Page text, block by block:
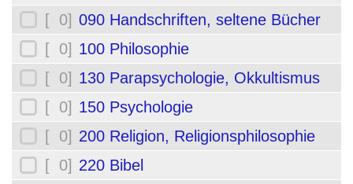
[ 0] 090 Handschriften, seltene Bücher
[ 0] 100 Philosophie
[ 0] 130 Parapsychologie, Okkultismus
[ 0] 150 Psychologie
[ 0] 200 Religion, Religionsphilosophie
[ 0] 220 Bibel